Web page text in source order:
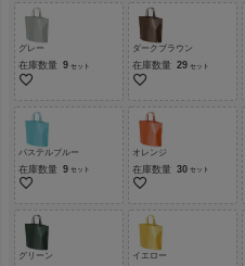
グレー
在庫数量 9
ダークブラウン
在庫数量 29
パステルブルー
在庫数量 9
オレンジ
在庫数量 30
グリーン イエロー